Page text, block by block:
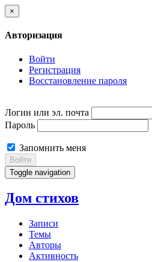
×
Авторизация
Войти
Регистрация
Восстановление пароля
Логин или эл. почта
Пароль
Запомнить меня
Войти
Toggle navigation
Дом стихов
Записи
Темы
Авторы
Активность